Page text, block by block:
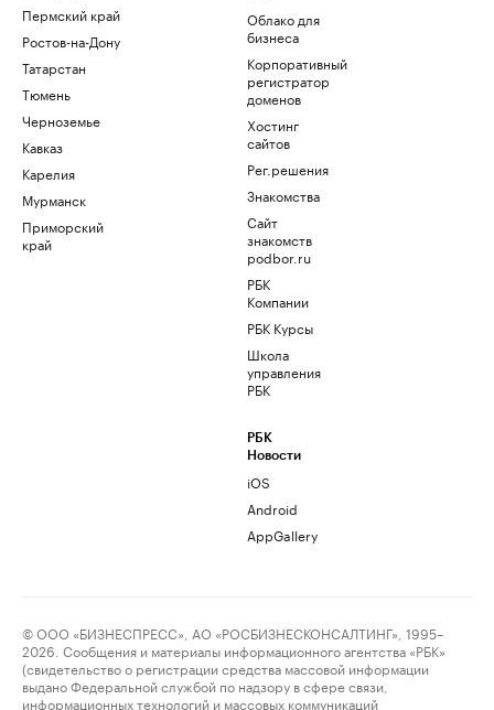
Пермский край
Ростов-на-Дону
Татарстан
Тюмень
Черноземье
Кавказ
Карелия
Мурманск
Приморский
край
Облако для
бизнеса
Корпоративный
регистратор
доменов
Хостинг
сайтов
Рег.решения
Знакомства
Сайт
знакомств
podbor.ru
РБК
Компании
РБК Курсы
Школа
управления
РБК
РБК
Новости
iOS
Android
AppGallery
© ООО «БИЗНЕСПРЕСС», АО «РОСБИЗНЕСКОНСАЛТИНГ», 1995–
2026. Сообщения и материалы информационного агентства «РБК»
(свидетельство о регистрации средства массовой информации
выдано Федеральной службой по надзору в сфере связи,
информационных технологий и массовых коммуникаций